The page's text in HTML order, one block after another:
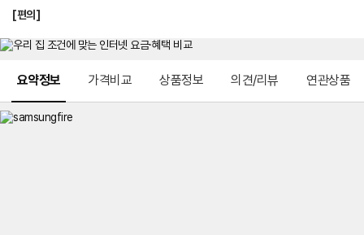
[편의]
요약정보 가격비교 상품정보 의견/리뷰 연관상품